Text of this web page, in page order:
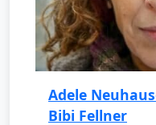
Adele
Bibi Fellner